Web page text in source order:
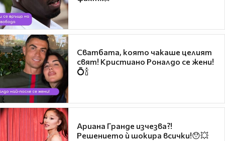
Сватбата, която чакаше целият
свят! Кристиано Роналдо се жени!
💍🍾
Ариана Гранде изчезва?!
Решението ѝ шокира всички!😯💥